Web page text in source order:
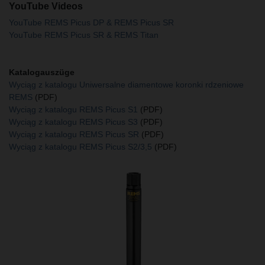
YouTube Videos
YouTube REMS Picus DP & REMS Picus SR
YouTube REMS Picus SR & REMS Titan
Katalogauszüge
Wyciąg z katalogu Uniwersalne diamentowe koronki rdzeniowe
REMS (PDF)
Wyciąg z katalogu REMS Picus S1 (PDF)
Wyciąg z katalogu REMS Picus S3 (PDF)
Wyciąg z katalogu REMS Picus SR (PDF)
Wyciąg z katalogu REMS Picus S2/3,5 (PDF)